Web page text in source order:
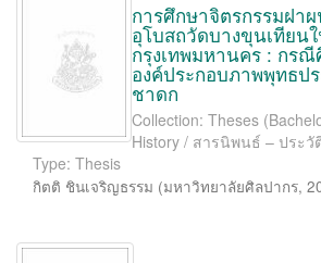
การศึกษาจิตรกรรมฝา
อุโบสถวัดบางขุนเทียน
กรุงเทพมหานคร : กร
องค์ประกอบภาพพุทธป
ชาดก
Collection: Theses
History / สารนิพนธ์ – ประ
Type: Thesis
กิตติ ชินเจริญธรรม (มหาวิทยาลัยศิลปากร,